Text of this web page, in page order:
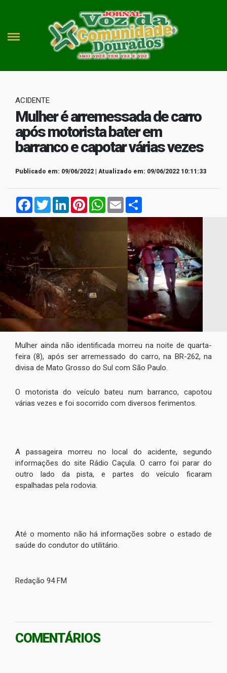
ACIDENTE
Mulher é arremessada de carro
após motorista bater em
barranco e capotar várias vezes
Publicado em: 09/06/2022 | Atualizado em: 09/06/2022 10:11:33
FacebookTwitterLinkedInPinterestWhatsApp
Email
Mulher ainda não identificada morreu na noite de quarta-
feira (8), após ser arremessado do carro, na BR-262, na
divisa de Mato Grosso do Sul com São Paulo.
O motorista do veículo bateu num barranco, capotou
várias vezes e foi socorrido com diversos ferimentos.
A passageira morreu no local do acidente, segundo
informações do site Rádio Caçula. O carro foi parar do
outro lado da pista, e partes do veículo ficaram
espalhadas pela rodovia.
Até o momento não há informações sobre o estado de
saúde do condutor do utilitário.
Redação 94 FM
COMENTÁRIOS